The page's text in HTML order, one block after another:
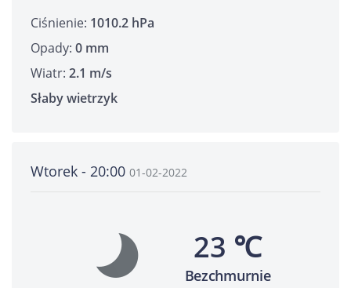
Ciśnienie: 1010.2 hPa
Opady: 0 mm
Wiatr: 2.1 m/s
Słaby wietrzyk
Wtorek - 20:00 01-02-2022
23 ℃
Bezchmurnie